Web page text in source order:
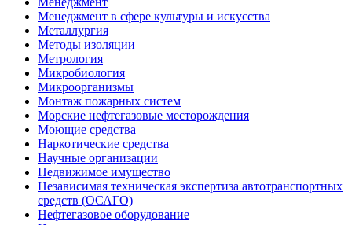
Менеджмент в сфере культуры и искусства
Металлургия
Методы изоляции
Метрология
Микробиология
Микроорганизмы
Монтаж пожарных систем
Морские нефтегазовые месторождения
Моющие средства
Наркотические средства
Научные организации
Недвижимое имущество
Независимая техническая экспертиза автотранспортных
средств (ОСАГО)
Нефтегазовое оборудование